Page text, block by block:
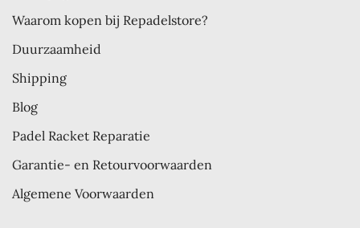
Waarom kopen bij Repadelstore?
Duurzaamheid
Shipping
Blog
Padel Racket Reparatie
Garantie- en Retourvoorwaarden
Algemene Voorwaarden